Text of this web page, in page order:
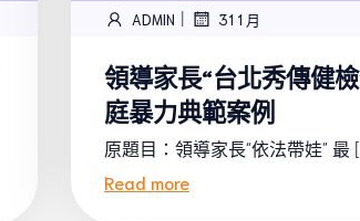
ADMIN | 31 1 月
領導家長“台北秀傳健
庭暴力典範案例
原題目：領導家長“依法帶娃” 最
Read more